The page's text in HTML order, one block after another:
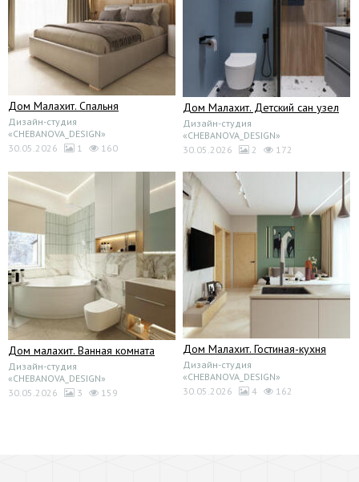
Дом Малахит. Спальня
Дизайн-студия
«CHEBANOVA_DESIGN»
30.05.2026
1 160
Дом Малахит. Детский сан узел
Дизайн-студия
«CHEBANOVA_DESIGN»
30.05.2026
2 172
Дом малахит. Ванная комната
Дизайн-студия
«CHEBANOVA_DESIGN»
30.05.2026
3 159
Дом Малахит. Гостиная-кухня
Дизайн-студия
«CHEBANOVA_DESIGN»
30.05.2026
4 162